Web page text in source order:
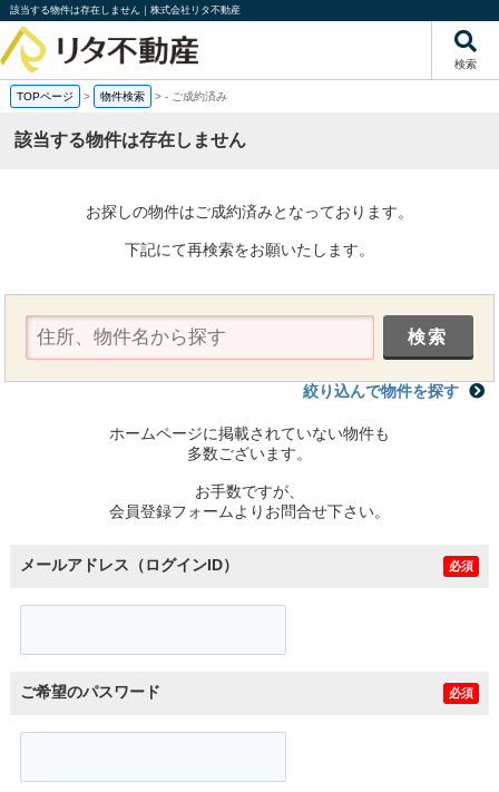
該当する物件は存在しません｜株式会社リタ不動産
検索
TOPページ > 物件検索 >- ご成約済み
該当する物件は存在しません
お探しの物件はご成約済みとなっております。
下記にて再検索をお願いたします。
絞り込んで物件を探す
ホームページに掲載されていない物件も
多数ございます。
お手数ですが、
会員登録フォームよりお問合せ下さい。
メールアドレス（ログインID） 必須
ご希望のパスワード 必須